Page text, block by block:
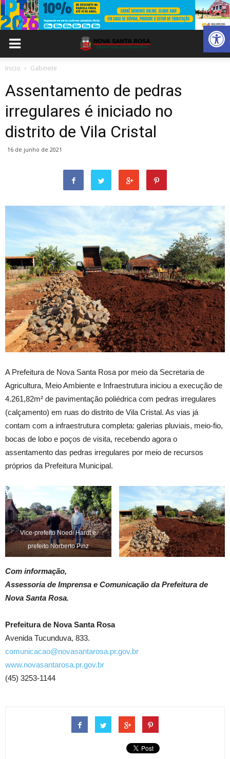
Abrir
Inicio Gabinete
Assentamento de pedras
irregulares é iniciado no
distrito de Vila Cristal
16 de junho de 2021
A Prefeitura de Nova Santa Rosa por meio da Secretaria de
Agricultura, Meio Ambiente e Infraestrutura iniciou a execução de
4.261,82m² de pavimentação poliédrica com pedras irregulares
(calçamento) em ruas do distrito de Vila Cristal. As vias já
contam com a infraestrutura completa: galerias pluviais, meio-fio,
bocas de lobo e poços de visita, recebendo agora o
assentamento das pedras irregulares por meio de recursos
próprios da Prefeitura Municipal.
Vice-prefeito Noedi Hardt e
prefeito Norberto Pinz
Com informação,
Assessoria de Imprensa e Comunicação da Prefeitura de
Nova Santa Rosa.
Prefeitura de Nova Santa Rosa
Avenida Tucunduva, 833.
comunicacao@novasantarosa.pr.gov.br
www.novasantarosa.pr.gov.br
(45) 3253-1144